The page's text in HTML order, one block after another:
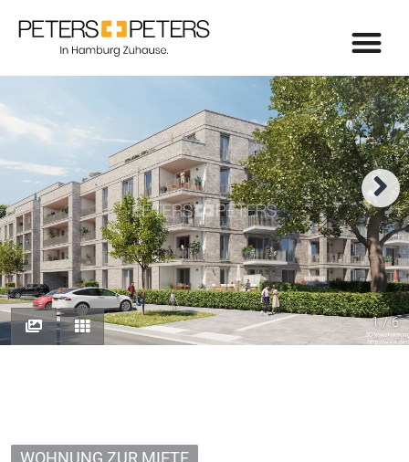
1 / 6
WOHNUNG ZUR MIETE